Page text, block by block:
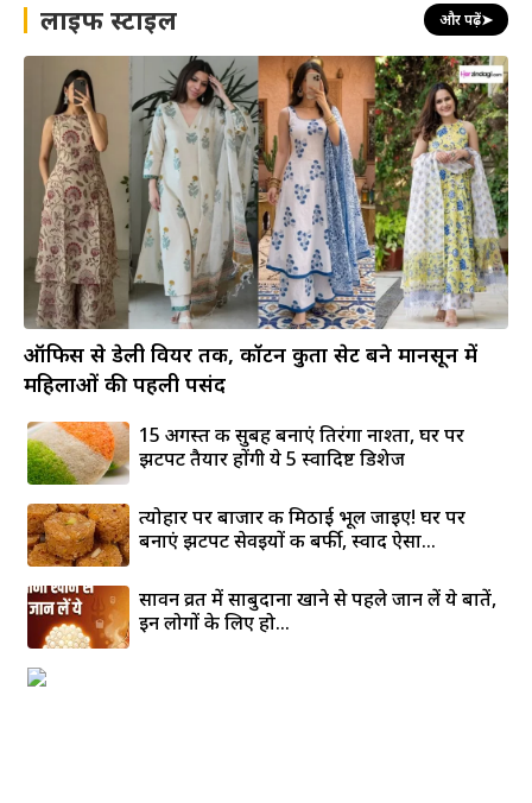
लाइफ स्टाइल और पढ़ें➤
ऑफिस से डेली वियर तक, कॉटन कुर्ता सेट बने मानसून में
महिलाओं की पहली पसंद
15 अगस्त की सुबह बनाएं तिरंगा नाश्ता, घर पर
झटपट तैयार होंगी ये 5 स्वादिष्ट डिशेज
त्योहार पर बाजार की मिठाई भूल जाइए! घर पर
बनाएं झटपट सेवइयों की बर्फी, स्वाद ऐसा...
सावन व्रत में साबुदाना खाने से पहले जान लें ये बातें,
इन लोगों के लिए हो...